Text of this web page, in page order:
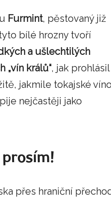
Furmint, pěstovaný již
bílé hrozny tvoří
a ušlechtilých
„vín králů“, jak prohlásil
jakmile tokajské
nejčastěji jako
přes hraniční